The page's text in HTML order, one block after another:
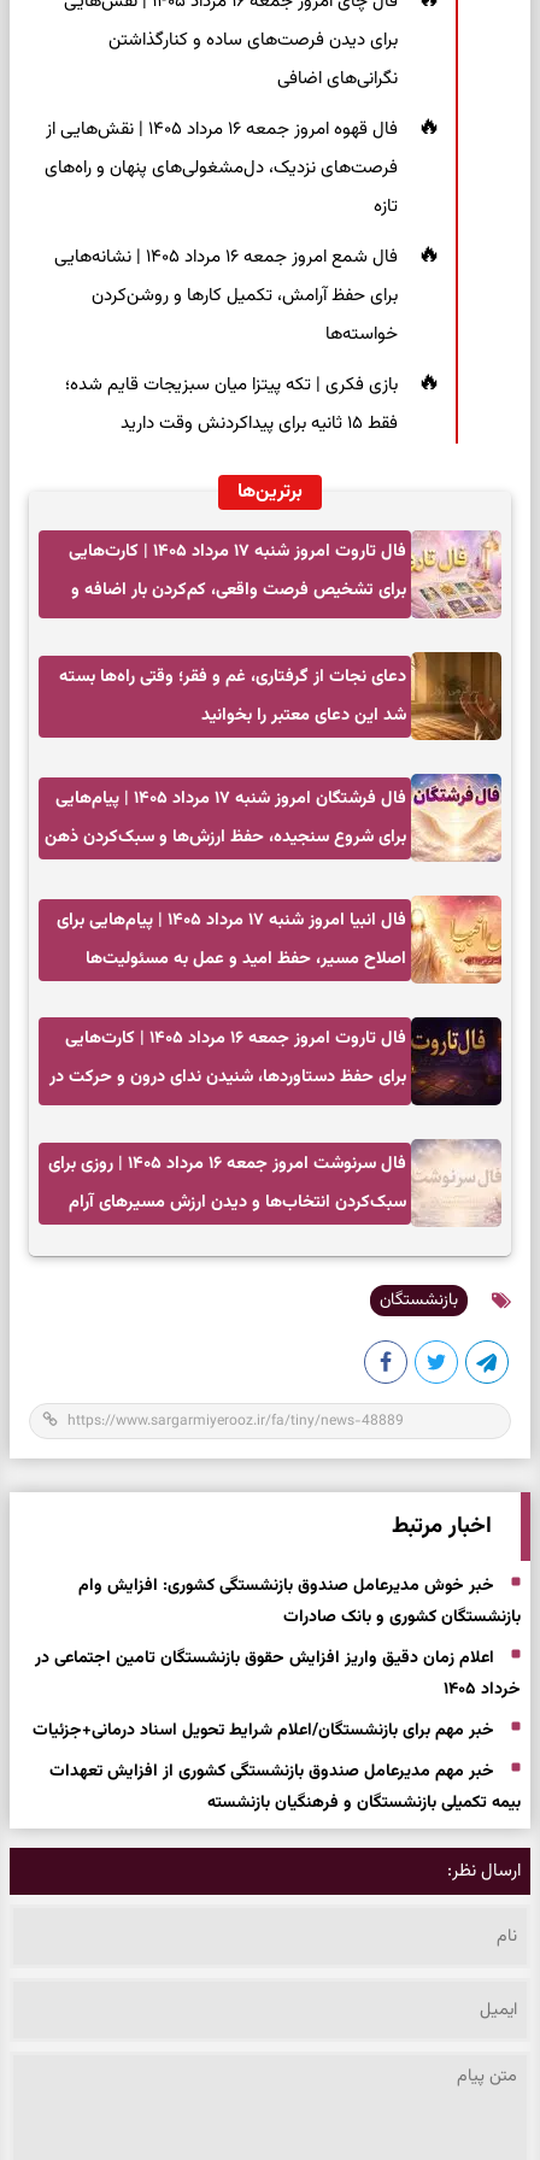
برای دیدن فرصت‌های ساده و کنارگذاشتن
نگرانی‌های اضافی
فال قهوه امروز جمعه ۱۶ مرداد ۱۴۰۵ | نقش‌هایی از
فرصت‌های نزدیک، دل‌مشغولی‌های پنهان و راه‌های
تازه
فال شمع امروز جمعه ۱۶ مرداد ۱۴۰۵ | نشانه‌هایی
برای حفظ آرامش، تکمیل کارها و روشن‌کردن
خواسته‌ها
بازی فکری | تکه پیتزا میان سبزیجات قایم شده؛
فقط ۱۵ ثانیه برای پیداکردنش وقت دارید
برترین‌ها
فال تاروت امروز شنبه ۱۷ مرداد ۱۴۰۵ | کارت‌هایی
برای تشخیص فرصت واقعی، کم‌کردن بار اضافه و
دعای نجات از گرفتاری، غم و فقر؛ وقتی راه‌ها بسته
شد این دعای معتبر را بخوانید
فال فرشتگان امروز شنبه ۱۷ مرداد ۱۴۰۵ | پیام‌هایی
برای شروع سنجیده، حفظ ارزش‌ها و سبک‌کردن ذهن
فال انبیا امروز شنبه ۱۷ مرداد ۱۴۰۵ | پیام‌هایی برای
اصلاح مسیر، حفظ امید و عمل به مسئولیت‌ها
فال تاروت امروز جمعه ۱۶ مرداد ۱۴۰۵ | کارت‌هایی
برای حفظ دستاوردها، شنیدن ندای درون و حرکت در
فال سرنوشت امروز جمعه ۱۶ مرداد ۱۴۰۵ | روزی برای
سبک‌کردن انتخاب‌ها و دیدن ارزش مسیرهای آرام
بازنشستگان
اخبار مرتبط
خبر خوش مدیرعامل صندوق بازنشستگی کشوری: افزایش وام‌
بازنشستگان کشوری و بانک صادرات
اعلام زمان دقیق واریز افزایش حقوق بازنشستگان تامین اجتماعی در
خرداد ۱۴۰۵
خبر مهم برای بازنشستگان/اعلام شرایط تحویل اسناد درمانی+جزئیات
خبر مهم مدیرعامل صندوق بازنشستگی کشوری از افزایش تعهدات
بیمه‌ تکمیلی بازنشستگان و فرهنگیان بازنشسته
ارسال نظر: